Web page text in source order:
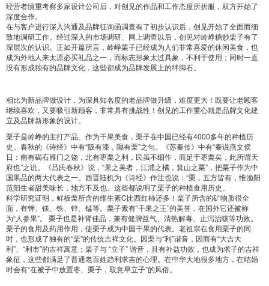
经营者慎重考察多家设计公司后，对创见的作品和工作态度所折服，双方开始了
深度合作。
在与客户进行深入沟通及品牌征询函调查有了初步认识后，创见开始了全面而细
致地调研工作。经过深入的市场调研、网上调查以后，创见对岭峥糖炒栗子有了
深层次的认识。正如开篇所言，岭峥栗子已经成为人们非常喜爱的休闲美食，也
成为外地人来太原必买礼品之一，而标志形象太过具象，不利于使用；同时一直
没有形成独有的品牌文化，这些都成为品牌发展上的绊脚石。
相比为新品牌做设计，为深具知名度的老品牌做升级，难度更大！既要让老顾客
继续喜欢，又要吸引新顾客，非常具有挑战性！创见的工作重心就是品牌文化建
立及品牌新形象的设计。
栗子是岭峥的主打产品。作为干果美食，栗子在中国已经有4000多年的种植历
史。春秋的《诗经》中有“阪有漆，隰有栗”之句。《苏秦传》中有“秦说燕文侯
日：南有碣石雁门之饶，北有枣栗之利，民虽不细作，而足于枣栗矣，此所谓天
府也”之说。《吕氏春秋》说，“果之美者，江浦之橘，箕山之栗”，把栗子作为中
国果品的两大代表之一。西晋陆机为《诗经》作注也说：“栗，五方皆有，惟渔阳
范阳生者甜美味长，地方不及也。这些都说明了栗子的种植食用历史。
科学研究证明，鲜板栗所含的维生素C比西红柿还多！栗子所含的矿物质很全
面，有钾、镁、铁、锌、锰等。栗子素有“干果之王”的美誉，在国外它还被称
为“人参果”。 栗子也是补肾佳品，兼有健脾益气、清热解毒、止泻治咳等功效。
栗子的食用及药用作用，使栗子成为中国干果的代表。老祖宗在食用栗子的同
时，也形成了独有的“栗”的传统吉祥文化。因栗与“利”谐音，因而有“大吉大
利”、“利市”的吉祥寓意；栗子与 “立子” 谐音，且有补益功效，也成为求子的吉祥
象征，这些都满足了普通老百姓趋利求吉的心理。在中华大地很多地方，在结婚
时会有“在被子中放置枣、栗子，取意早立子”的风俗。